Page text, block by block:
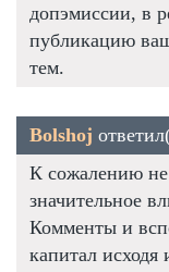
допэмиссии, в
публикацию
тем.
Bolshoj
К сожалению не
значительное
Комменты и
капитал исходя